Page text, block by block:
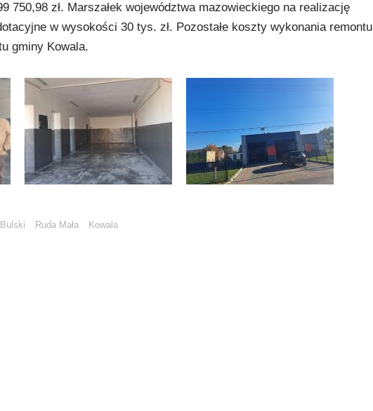
750,98 zł. Marszałek województwa mazowieckiego na realizację
w wysokości 30 tys. zł. Pozostałe koszty wykonania remontu
gminy Kowala.
Ruda Mała Kowala